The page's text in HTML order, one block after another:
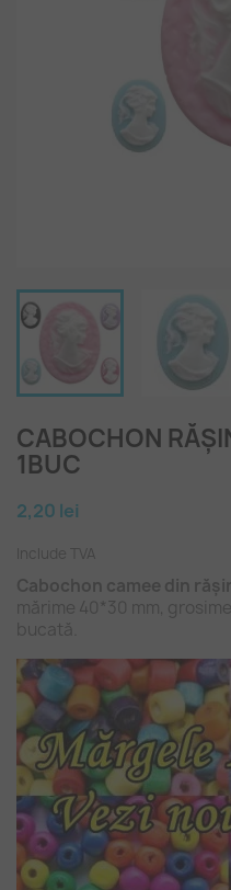
CABOCHON
1BUC
2,20 lei
Include TVA
Cabochon camee din
mărime 40*30 mm,
bucată.